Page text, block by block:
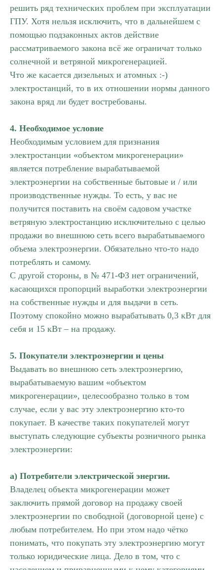
решить ряд технических проблем при эксплуатации
ГПУ. Хотя нельзя исключить, что в дальнейшем с
помощью подзаконных актов действие
рассматриваемого закона всё же ограничат только
солнечной и ветряной микрогенерацией.
Что же касается дизельных и атомных :-)
электростанций, то в их отношении нормы данного
закона вряд ли будет востребованы.
4. Необходимое условие
Необходимым условием для признания
электростанции «объектом микрогенерации»
является потребление вырабатываемой
электроэнергии на собственные бытовые и / или
производственные нужды. То есть, у вас не
получится поставить на своём садовом участке
ветряную электростанцию исключительно с целью
продажи во внешнюю сеть всего вырабатываемого
объема электроэнергии. Обязательно что-то надо
потреблять и самому.
С другой стороны, в № 471-ФЗ нет ограничений,
касающихся пропорций выработки электроэнергии
на собственные нужды и для выдачи в сеть.
Поэтому спокойно можно вырабатывать 0,3 кВт для
себя и 15 кВт – на продажу.
5. Покупатели электроэнергии и цены
Выдавать во внешнюю сеть электроэнергию,
вырабатываемую вашим «объектом
микрогенерации», целесообразно только в том
случае, если у вас эту электроэнергию кто-то
покупает. В качестве таких покупателей могут
выступать следующие субъекты розничного рынка
электроэнергии:
а) Потребители электрической энергии.
Владелец объекта микрогенерации может
заключить прямой договор на продажу своей
электроэнергии по свободной (договорной цене) с
любым потребителем. Но при этом надо чётко
понимать, что покупать эту электроэнергию могут
только юридические лица. Дело в том, что с